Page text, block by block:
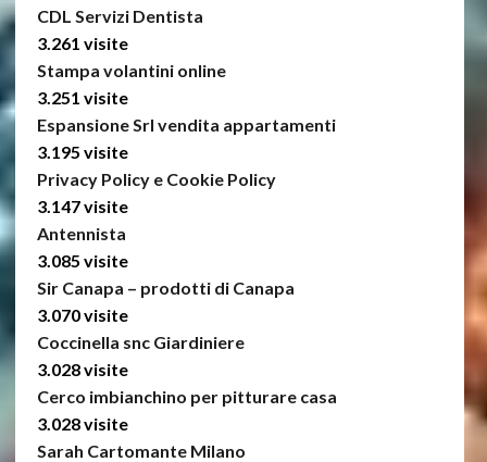
CDL Servizi Dentista
3.261 visite
Stampa volantini online
3.251 visite
Espansione Srl vendita appartamenti
3.195 visite
Privacy Policy e Cookie Policy
3.147 visite
Antennista
3.085 visite
Sir Canapa – prodotti di Canapa
3.070 visite
Coccinella snc Giardiniere
3.028 visite
Cerco imbianchino per pitturare casa
3.028 visite
Sarah Cartomante Milano